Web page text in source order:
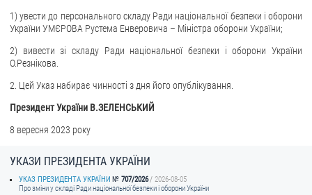
Публічні закупівлі
Внутрішній аудит
1) увести до персонального складу Ради національної безпеки і оборони
України УМЄРОВА Рустема Енверовича – Міністра оборони України;
2) вивести зі складу Ради національної безпеки і оборони України
О.Резнікова.
2. Цей Указ набирає чинності з дня його опублікування.
Президент України В.ЗЕЛЕНСЬКИЙ
8 вересня 2023 року
УКАЗИ ПРЕЗИДЕНТА УКРАЇНИ
УКАЗ ПРЕЗИДЕНТА УКРАЇНИ 707/2026
2026-08-05
Про зміни у складі Ради національної безпеки і оборони України